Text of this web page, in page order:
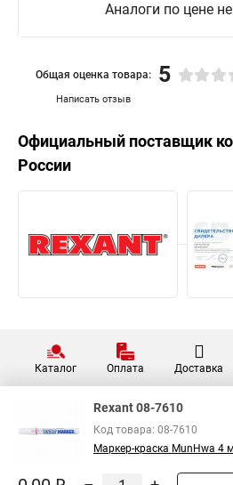
Аналоги по цене
Написать отзыв
Общая оценка товара: 5
Официальный поставщик
России
Каталог Оплата Доставка
Rexant 08-7610
Код товара: 08-7610
Маркер-краска MunHwa 4